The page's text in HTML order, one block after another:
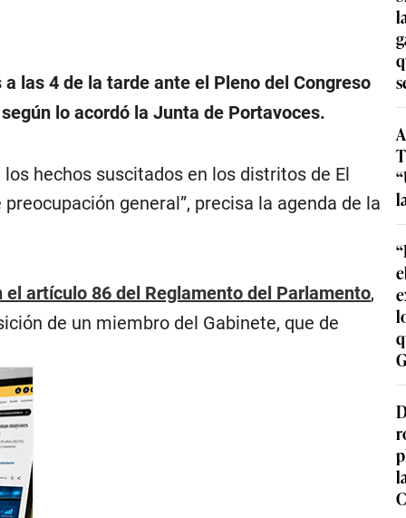
las 4 de la tarde ante el Pleno del Congreso
lo acordó la Junta de Portavoces.
hechos suscitados en los distritos de El
general”, precisa la agenda de la
el artículo 86 del Reglamento del Parlamento,
de un miembro del Gabinete, que de